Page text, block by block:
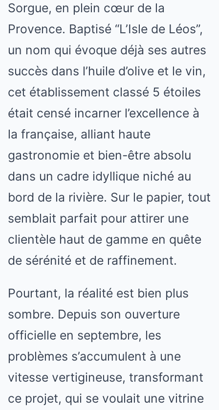
Sorgue, en plein cœur de la
Provence. Baptisé “L’Isle de Léos”,
un nom qui évoque déjà ses autres
succès dans l’huile d’olive et le vin,
cet établissement classé 5 étoiles
était censé incarner l’excellence à
la française, alliant haute
gastronomie et bien-être absolu
dans un cadre idyllique niché au
bord de la rivière. Sur le papier, tout
semblait parfait pour attirer une
clientèle haut de gamme en quête
de sérénité et de raffinement.
Pourtant, la réalité est bien plus
sombre. Depuis son ouverture
officielle en septembre, les
problèmes s’accumulent à une
vitesse vertigineuse, transformant
ce projet, qui se voulait une vitrine